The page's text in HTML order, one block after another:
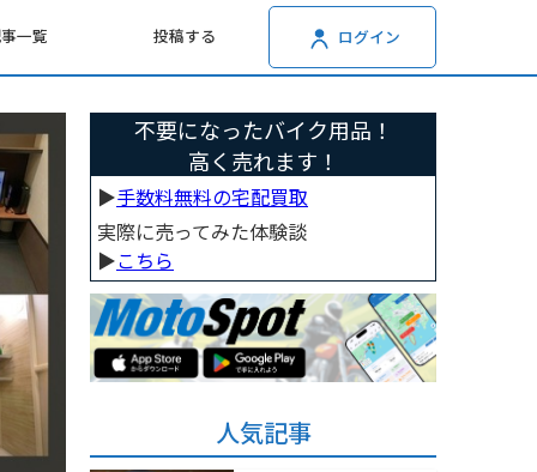
一覧 投稿する ログイン
不要になったバイク用品！
高く売れます！
▶︎手数料無料の宅配買取
実際に売ってみた体験談
▶︎こちら
人気記事